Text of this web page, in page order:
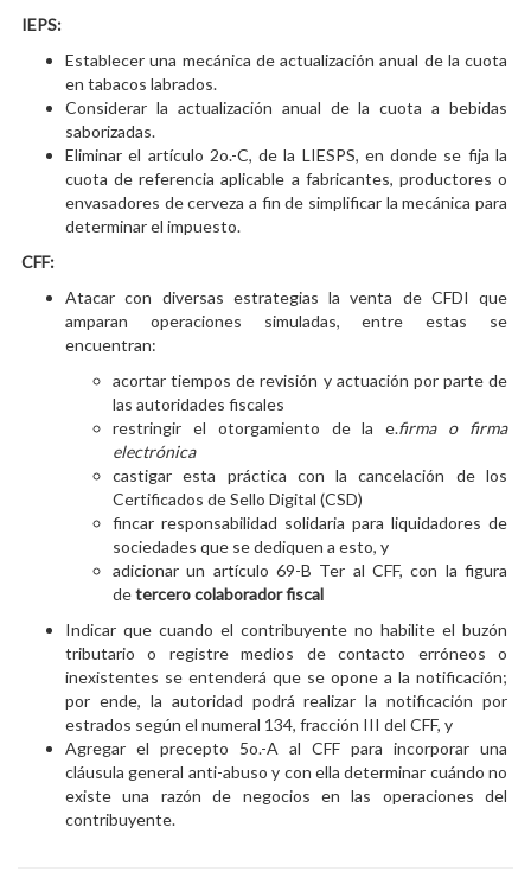
IEPS:
Establecer una mecánica de actualización anual de la cuota
en tabacos labrados.
Considerar la actualización anual de la cuota a bebidas
saborizadas.
Eliminar el artículo 2o.-C, de la LIESPS, en donde se fija la
cuota de referencia aplicable a fabricantes, productores o
envasadores de cerveza a fin de simplificar la mecánica para
determinar el impuesto.
CFF:
Atacar con diversas estrategias la venta de CFDI que
amparan operaciones simuladas, entre estas se
encuentran:
acortar tiempos de revisión y actuación por parte de
las autoridades fiscales
restringir el otorgamiento de la e.firma o firma
electrónica
castigar esta práctica con la cancelación de los
Certificados de Sello Digital (CSD)
fincar responsabilidad solidaria para liquidadores de
sociedades que se dediquen a esto, y
adicionar un artículo 69-B Ter al CFF, con la figura
detercero colaborador fiscal
Indicar que cuando el contribuyente no habilite el buzón
tributario o registre medios de contacto erróneos o
inexistentes se entenderá que se opone a la notificación;
por ende, la autoridad podrá realizar la notificación por
estrados según el numeral 134, fracción III del CFF, y
Agregar el precepto 5o.-A al CFF para incorporar una
cláusula general anti-abuso y con ella determinar cuándo no
existe una razón de negocios en las operaciones del
contribuyente.